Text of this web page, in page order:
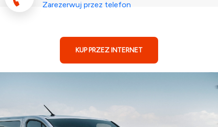
Zarezerwuj przez telefon
KUP PRZEZ INTERNET